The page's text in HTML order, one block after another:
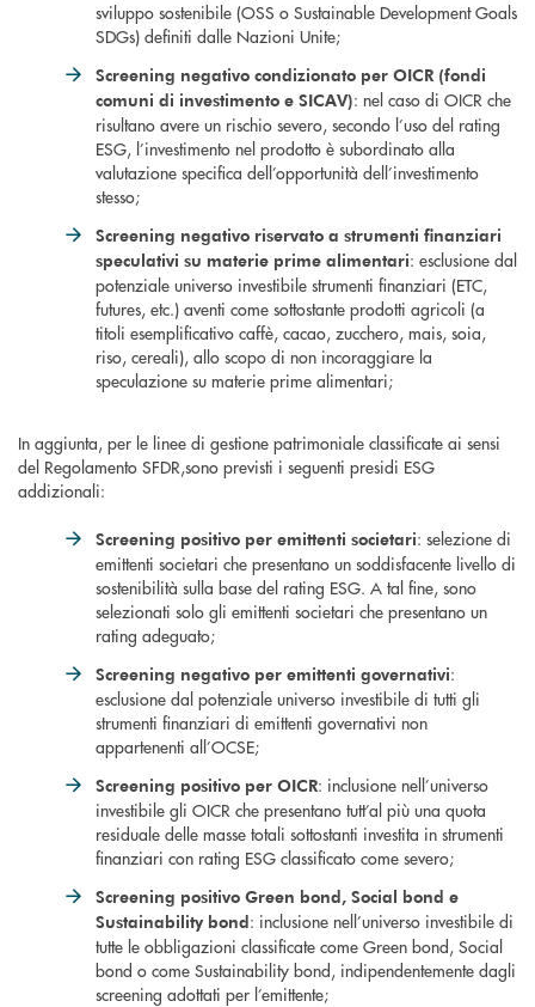
sviluppo sostenibile (OSS o Sustainable Development Goals
SDGs) definiti dalle Nazioni Unite;
Screening negativo condizionato per OICR (fondi
comuni di investimento e SICAV): nel caso di OICR che
risultano avere un rischio severo, secondo l’uso del rating
ESG, l’investimento nel prodotto è subordinato alla
valutazione specifica dell’opportunità dell’investimento
stesso;
Screening negativo riservato a strumenti finanziari
speculativi su materie prime alimentari: esclusione dal
potenziale universo investibile strumenti finanziari (ETC,
futures, etc.) aventi come sottostante prodotti agricoli (a
titoli esemplificativo caffè, cacao, zucchero, mais, soia,
riso, cereali), allo scopo di non incoraggiare la
speculazione su materie prime alimentari;
In aggiunta, per le linee di gestione patrimoniale classificate ai sensi
del Regolamento SFDR,sono previsti i seguenti presidi ESG
addizionali:
Screening positivo per emittenti societari: selezione di
emittenti societari che presentano un soddisfacente livello di
sostenibilità sulla base del rating ESG. A tal fine, sono
selezionati solo gli emittenti societari che presentano un
rating adeguato;
Screening negativo per emittenti governativi:
esclusione dal potenziale universo investibile di tutti gli
strumenti finanziari di emittenti governativi non
appartenenti all’OCSE;
Screening positivo per OICR: inclusione nell’universo
investibile gli OICR che presentano tutt’al più una quota
residuale delle masse totali sottostanti investita in strumenti
finanziari con rating ESG classificato come severo;
Screening positivo Green bond, Social bond e
Sustainability bond: inclusione nell’universo investibile di
tutte le obbligazioni classificate come Green bond, Social
bond o come Sustainability bond, indipendentemente dagli
screening adottati per l’emittente;